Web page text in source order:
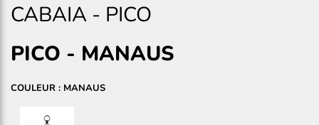
CABAIA - PICO
PICO - MANAUS
COULEUR : MANAUS